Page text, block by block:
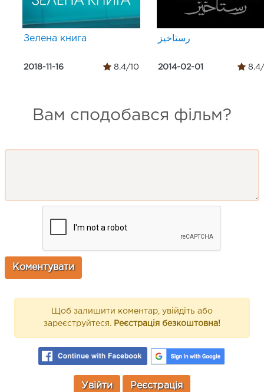
Зелена книга
2018-11-16 8.4/10
رستاخیز
2014-02-01 8.4/
Вам сподобався фільм?
Щоб залишити коментар, увійдіть або
зареєструйтеся. Реєстрація безкоштовна!
Увійти Реєстрація